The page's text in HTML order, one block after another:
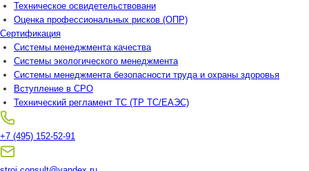
Техническое освидетельствовани
Оценка профессиональных рисков (ОПР)
Сертификация
Системы менеджмента качества
Системы экологического менеджмента
Системы менеджмента безопасности труда и охраны здоровья
Вступление в СРО
Технический регламент ТС (ТР ТС/ЕАЭС)
+7 (495) 152-52-91